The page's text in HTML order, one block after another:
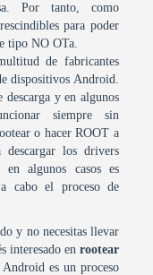
Por tanto, como
para poder
tipo NO OTa.
de fabricantes
dispositivos Android.
descarga y en algunos
siempre sin
o hacer ROOT a
los drivers
algunos casos es
cabo el proceso de
y no necesitas llevar
interesado en rootear
es un proceso